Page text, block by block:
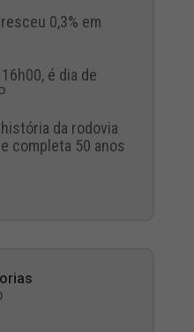
0,3% em
é dia de
da rodovia
completa 50 anos